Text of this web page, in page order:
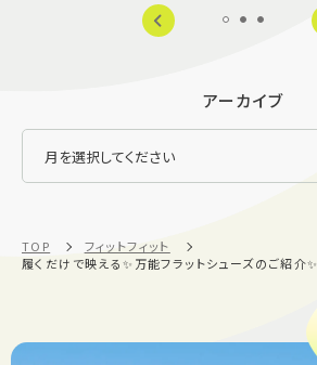
アーカイブ
TOP
フィットフィット
履くだけで映える✨万能フラットシューズのご紹介✨